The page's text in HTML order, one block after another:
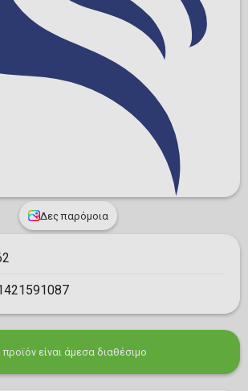
Δες παρόμοια
προϊόν είναι άμεσα διαθέσιμο